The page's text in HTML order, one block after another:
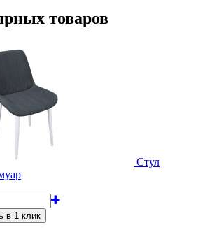
товаров
Стул